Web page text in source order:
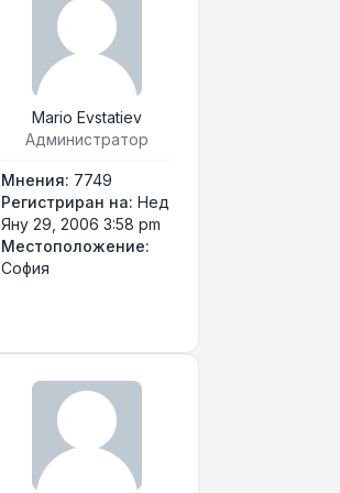
Mario Evstatiev
Администратор
Мнения: 7749
Регистриран на: Нед
Яну 29, 2006 3:58 pm
Местоположение:
София